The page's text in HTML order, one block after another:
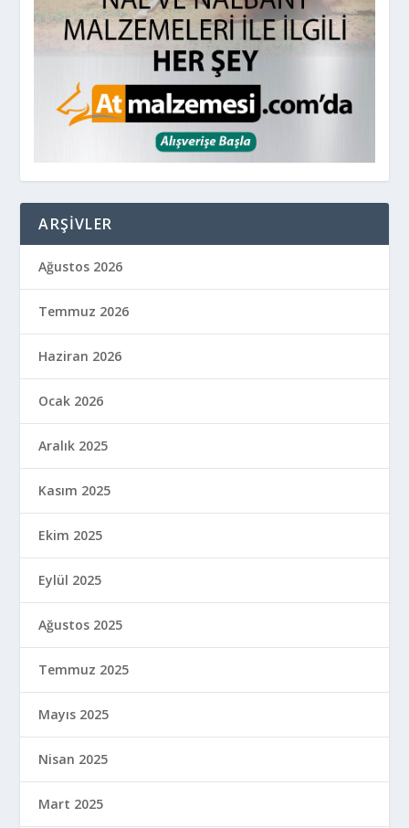
ARŞIVLER
Ağustos 2026
Temmuz 2026
Haziran 2026
Ocak 2026
Aralık 2025
Kasım 2025
Ekim 2025
Eylül 2025
Ağustos 2025
Temmuz 2025
Mayıs 2025
Nisan 2025
Mart 2025